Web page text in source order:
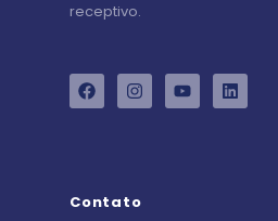
receptivo.
Contato